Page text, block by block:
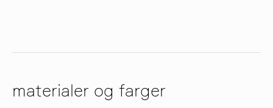
materialer og farger